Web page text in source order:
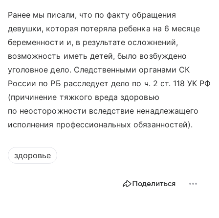
Ранее мы писали, что по факту обращения
девушки, которая потеряла ребенка на 6 месяце
беременности и, в результате осложнений,
возможность иметь детей, было возбуждено
уголовное дело. Следственными органами СК
России по РБ расследует дело по ч. 2 ст. 118 УК РФ
(причинение тяжкого вреда здоровью
по неосторожности вследствие ненадлежащего
исполнения профессиональных обязанностей).
здоровье
Поделиться